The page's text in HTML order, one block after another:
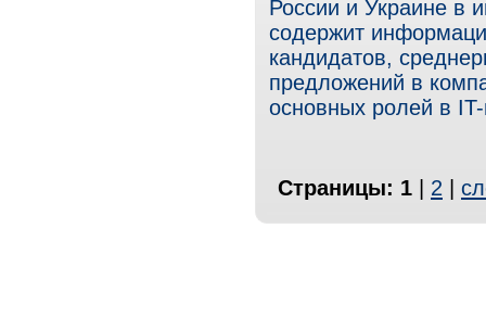
России и Украине в
содержит
кандидатов,
предложений в
основных ролей в
Страницы: 1 2